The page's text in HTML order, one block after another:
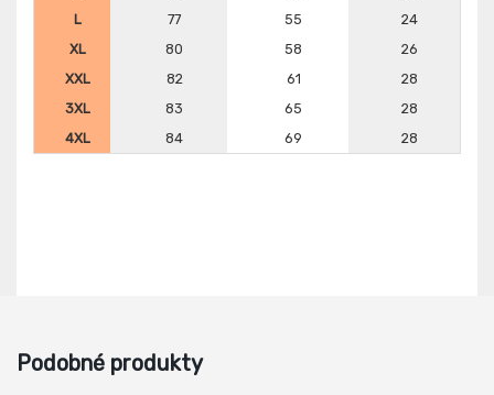
L
77 55
24
XL
80 58
26
XXL
82 61
28
3XL
83 65
28
4XL
84 69 28
Podobné produkty